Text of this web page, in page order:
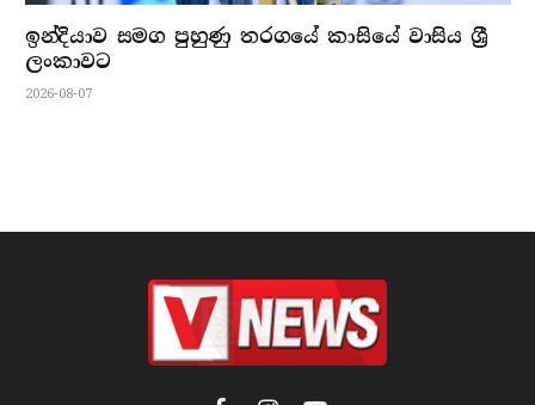
ඉන්දියාව සමග පුහුණු තරගයේ කාසියේ වාසිය ශ්‍රී
ලංකාවට
2026-08-07